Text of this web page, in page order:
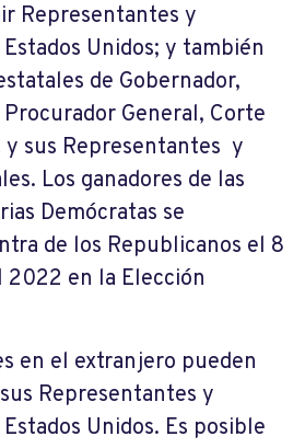
Representantes y
Unidos; y también
de Gobernador,
General, Corte
y sus Representantes y
Los ganadores de las
Demócratas se
de los Republicanos el 8
2022 en la Elección
en el extranjero pueden
Representantes y
Unidos. Es posible